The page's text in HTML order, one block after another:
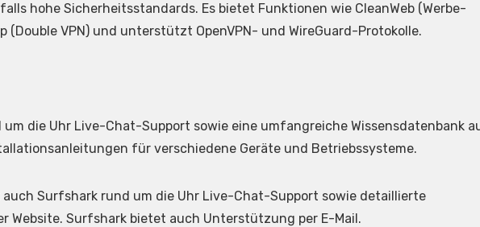
hohe Sicherheitsstandards. Es bietet Funktionen wie CleanWeb (Werbe-
(Double VPN) und unterstützt OpenVPN- und WireGuard-Protokolle.
um die Uhr Live-Chat-Support sowie eine umfangreiche Wissensdatenbank
für verschiedene Geräte und Betriebssysteme.
auch Surfshark rund um die Uhr Live-Chat-Support sowie detaillierte
Website. Surfshark bietet auch Unterstützung per E-Mail.